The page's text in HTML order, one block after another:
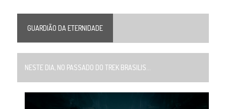
GUARDIÃO DA ETERNIDADE
NESTE DIA, NO PASSADO DO TREK BRASILIS...